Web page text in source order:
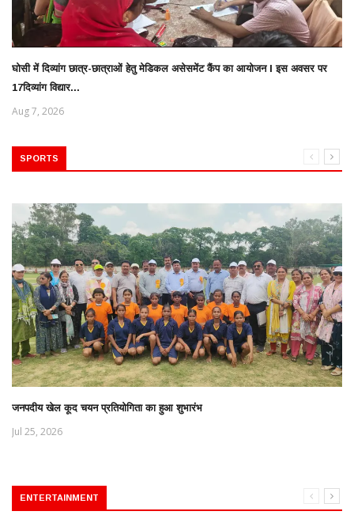
घोसी में दिव्यांग छात्र-छात्राओं हेतु मेडिकल असेसमेंट कैंप का आयोजन l इस अवसर पर
17दिव्यांग विद्यार...
Aug 7, 2026
SPORTS
जनपदीय खेल कूद चयन प्रतियोगिता का हुआ शुभारंभ
Jul 25, 2026
ENTERTAINMENT